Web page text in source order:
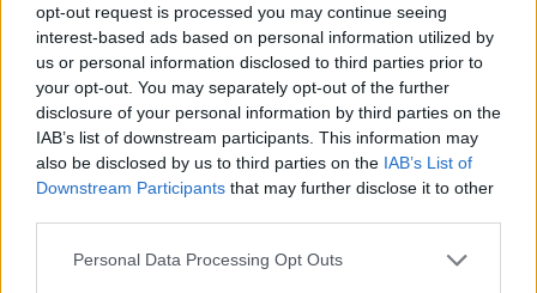
opt-out request is processed you may continue seeing
interest-based ads based on personal information utilized by
us or personal information disclosed to third parties prior to
your opt-out. You may separately opt-out of the further
disclosure of your personal information by third parties on the
IAB’s list of downstream participants. This information may
also be disclosed by us to third parties on the IAB’s List of
Downstream Participants that may further disclose it to other
Personal Data Processing Opt Outs
Το FIAT 500 Hybrid τώρα από 18.990 ευρώ
Νόλεϊ: «Ανυπομονώ να ζήσω
την εκπληκτική ενέργεια των
Πάρκερ: «Όνειρό μου να
κατακτήσω το ΝΒΑ Europe με τη